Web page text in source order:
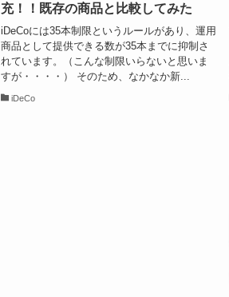
充！！既存の商品と比較してみた
iDeCoには35本制限というルールがあり、運用
商品として提供できる数が35本までに抑制さ
れています。（こんな制限いらないと思いま
すが・・・・） そのため、なかなか新...
iDeCo